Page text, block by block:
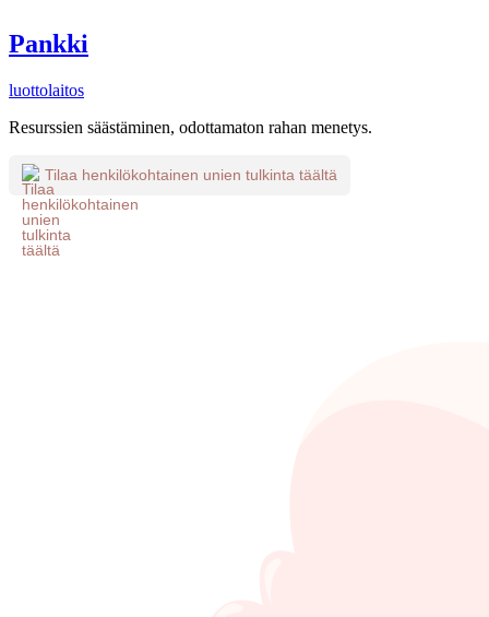
Pankki
luottolaitos
Resurssien säästäminen, odottamaton rahan menetys.
Tilaa henkilökohtainen unien tulkinta täältä